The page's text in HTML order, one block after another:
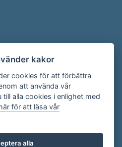
av
.
Mejla oss på
.
kakor
cookies för att förbättra
att använda vår
alla cookies i enlighet med
för att läsa vår
alla